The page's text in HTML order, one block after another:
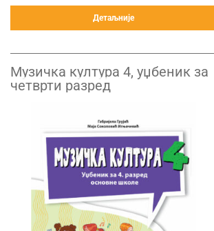
Детаљније
Музичка култура 4, уџбеник за
четврти разред